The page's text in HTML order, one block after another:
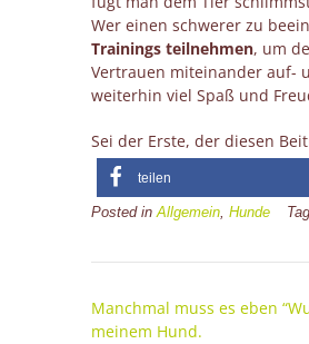
Wer einen schwerer zu
Trainings teilnehmen, um
Vertrauen miteinander auf-
weiterhin viel Spaß und
Sei der Erste, der diesen
teilen
Posted inAllgemein, Hunde
Post
navigation
Manchmal muss es eben
meinem Hund.